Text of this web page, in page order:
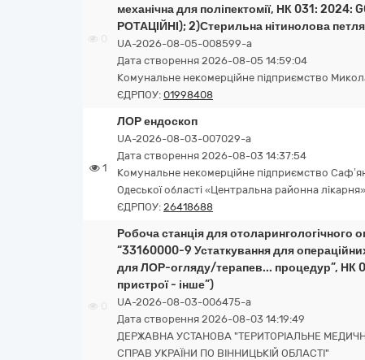
механічна для поліпектомії, НК 031:
РОТАЦІЙНІ); 2)Стерильна нітинолова
UA-2026-08-05-008599-a
Дата створення 2026-08-05 14:59:04
Комунальне некомерційне підприємство
ЄДРПОУ: 01998408
1
ЛОР ендоскоп
UA-2026-08-03-007029-a
Дата створення 2026-08-03 14:37:54
Комунальне некомерційне підприємство
Одеської області «Центральна районна лікарня»
ЄДРПОУ: 26418688
Робоча станція для отоларингологічного
“33160000-9 Устаткування для
для ЛОР-огляду/терапев... процедур”, НК
пристрої - інше”)
UA-2026-08-03-006475-a
Дата створення 2026-08-03 14:19:49
ДЕРЖАВНА УСТАНОВА "ТЕРИТОРІАЛЬНЕ
СПРАВ УКРАЇНИ ПО ВІННИЦЬКІЙ ОБЛАСТІ"